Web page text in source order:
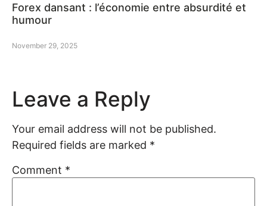
Forex dansant : l’économie entre absurdité et
humour
November 29, 2025
Leave a Reply
Your email address will not be published.
Required fields are marked *
Comment *